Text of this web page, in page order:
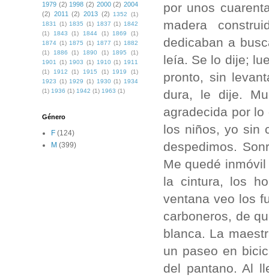
por unos
madera
dedicaban a
leía. Se lo dije;
pronto, sin
dura, le dije.
agradecida por
los niños, yo sin
despedimos.
Me quedé
la cintura, los
ventana veo los
carboneros, de
blanca. La
un paseo en
del pantano. Al
1979 (2) 1998 (2) 2000 (2) 2004
(2) 2011 (2) 2013 (2) 1352
(1)
1831 (1) 1835 (1) 1837 (1) 1842
(1)
1843 (1) 1844 (1) 1869
(1)
1874 (1) 1875 (1) 1877 (1) 1882
(1)
1886 (1) 1890 (1) 1895
(1)
1901 (1) 1903 (1) 1910 (1) 1911
(1)
1912 (1) 1915 (1) 1919
(1)
1923 (1) 1929 (1) 1930 (1) 1934
(1) 1936 (1) 1942 (1) 1963 (1)
Género
F (124)
M (399)